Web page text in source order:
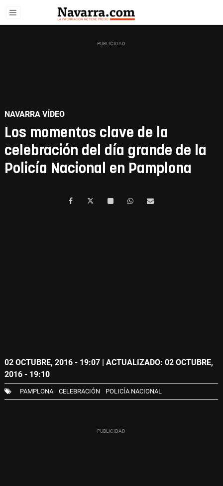
NAVARRA VÍDEO
Los momentos clave de la
celebración del día grande de la
Policía Nacional en Pamplona
02 OCTUBRE, 2016 - 19:07 | ACTUALIZADO: 02 OCTUBRE,
2016 - 19:10
PAMPLONA CELEBRACIÓN POLICÍA NACIONAL